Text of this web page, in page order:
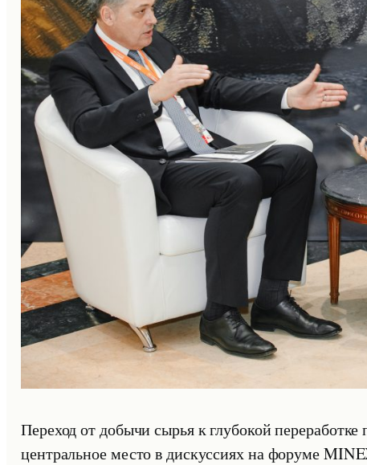
Переход от добычи сырья к глубокой
центральное место в дискуссиях на форуме